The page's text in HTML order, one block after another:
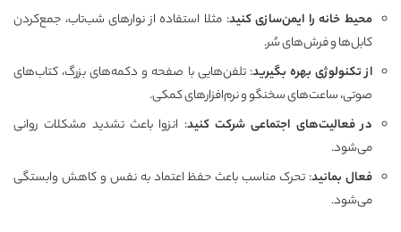
محیط خانه را ایمن‌سازی کنید: مثلا استفاده از نوارهای شب‌تاب، جمع‌کردن
کابل‌ها و فرش‌های سُر.
از تکنولوژی بهره بگیرید: تلفن‌هایی با صفحه و دکمه‌های بزرگ، کتاب‌های
صوتی، ساعت‌های سخنگو و نرم‌افزارهای کمکی.
در فعالیت‌های اجتماعی شرکت کنید: انزوا باعث تشدید مشکلات روانی
می‌شود.
فعال بمانید: تحرک مناسب باعث حفظ اعتماد به نفس و کاهش وابستگی
می‌شود.